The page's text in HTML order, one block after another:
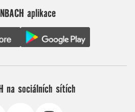
aplikace
na sociálních sítích